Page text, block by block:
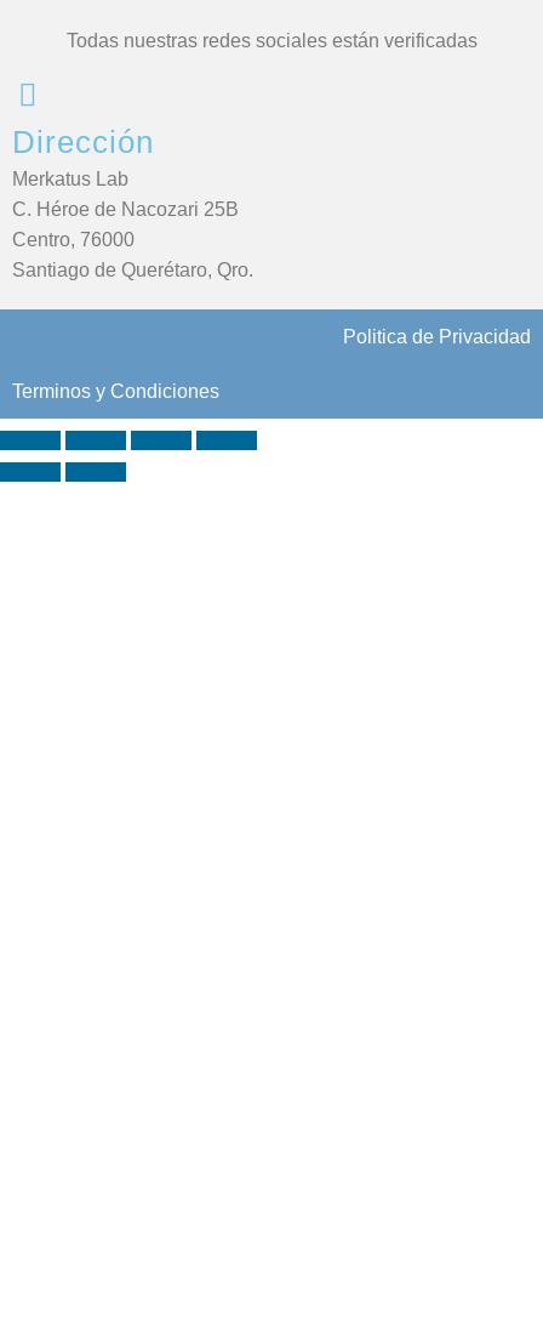
Todas nuestras redes sociales están verificadas
Dirección
Merkatus Lab
C. Héroe de Nacozari 25B
Centro, 76000
Santiago de Querétaro, Qro.
Politica de Privacidad
Terminos y Condiciones